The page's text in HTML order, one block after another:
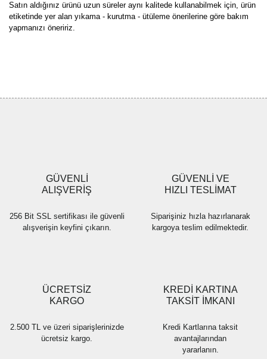
Satın aldığınız ürünü uzun süreler aynı kalitede kullanabilmek için, ürün
etiketinde yer alan yıkama - kurutma - ütüleme önerilerine göre bakım
yapmanızı öneririz.
Ürün fiyatı diğer sitelerden daha pahalı.
Bu ürüne benzer farklı alternatifler olmalı.
GÜVENLİ
ALIŞVERİŞ
256 Bit SSL sertifikası ile güvenli
alışverişin keyfini çıkarın.
GÜVENLİ VE
HIZLI TESLİMAT
Siparişiniz hızla hazırlanarak
kargoya teslim edilmektedir.
ÜCRETSİZ
KARGO
2.500 TL ve üzeri siparişlerinizde
ücretsiz kargo.
KREDİ KARTINA
TAKSİT İMKANI
Kredi Kartlarına taksit
avantajlarından
yararlanın.